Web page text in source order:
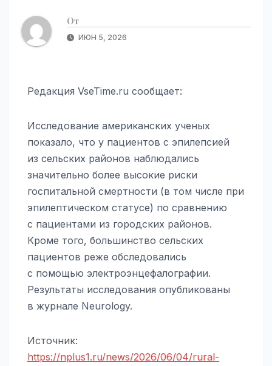
От
ИЮН 5, 2026
Редакция VseTime.ru сообщает:
Исследование американских ученых
показало, что у пациентов с эпилепсией
из сельских районов наблюдались
значительно более высокие риски
госпитальной смертности (в том числе при
эпилептическом статусе) по сравнению
с пациентами из городских районов.
Кроме того, большинство сельских
пациентов реже обследовались
с помощью электроэнцефалографии.
Результаты исследования опубликованы
в журнале Neurology.
Источник:
https://nplus1.ru/news/2026/06/04/rural-